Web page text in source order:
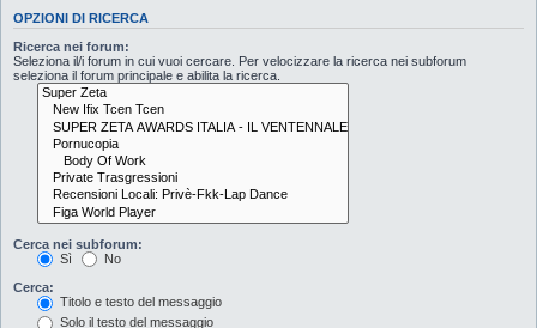
OPZIONI DI RICERCA
Ricerca nei forum:
Seleziona il/i forum in cui vuoi cercare. Per velocizzare la ricerca nei subforum
seleziona il forum principale e abilita la ricerca.
Cerca nei subforum:
Sì
No
Cerca:
Titolo e testo del messaggio
Solo il testo del messaggio